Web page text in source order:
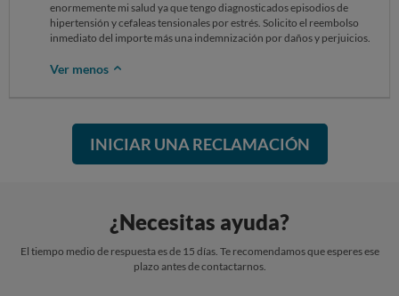
enormemente mi salud ya que tengo diagnosticados episodios de
hipertensión y cefaleas tensionales por estrés. Solicito el reembolso
inmediato del importe más una indemnización por daños y perjuicios.
Ver menos
INICIAR UNA RECLAMACIÓN
¿Necesitas ayuda?
El tiempo medio de respuesta es de 15 días. Te recomendamos que esperes ese
plazo antes de contactarnos.